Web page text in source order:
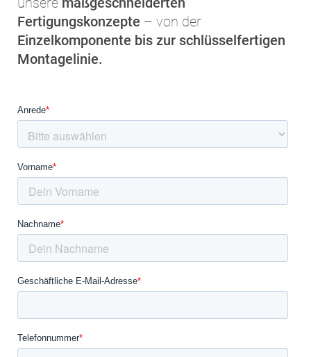
Fertigungskonzepte – von der
Einzelkomponente bis zur schlüsselfertigen
Montagelinie.